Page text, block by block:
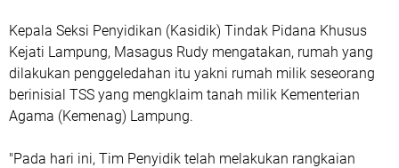
Kepala Seksi Penyidikan (Kasidik) Tindak Pidana Khusus
Kejati Lampung, Masagus Rudy mengatakan, rumah yang
dilakukan penggeledahan itu yakni rumah milik seseorang
berinisial TSS yang mengklaim tanah milik Kementerian
Agama (Kemenag) Lampung.
"Pada hari ini, Tim Penyidik telah melakukan rangkaian